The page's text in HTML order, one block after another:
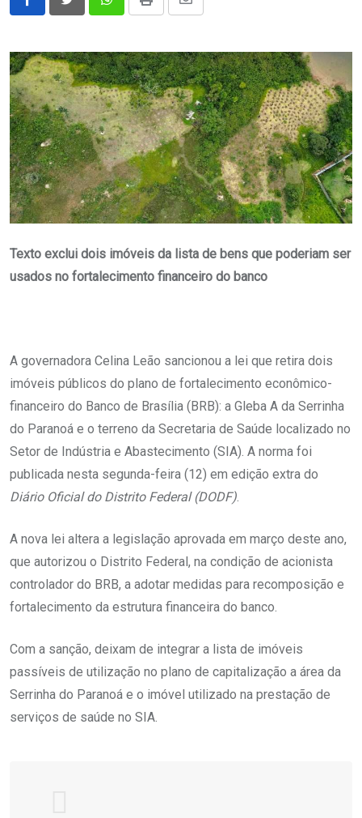
WhatsappPrint
Share
Email
Texto exclui dois imóveis da lista de bens que poderiam ser
usados no fortalecimento financeiro do banco
A governadora Celina Leão sancionou a lei que retira dois
imóveis públicos do plano de fortalecimento econômico-
financeiro do Banco de Brasília (BRB): a Gleba A da Serrinha
do Paranoá e o terreno da Secretaria de Saúde localizado no
Setor de Indústria e Abastecimento (SIA). A norma foi
publicada nesta segunda-feira (12) em edição extra do
Diário Oficial do Distrito Federal (DODF).
A nova lei altera a legislação aprovada em março deste ano,
que autorizou o Distrito Federal, na condição de acionista
controlador do BRB, a adotar medidas para recomposição e
fortalecimento da estrutura financeira do banco.
Com a sanção, deixam de integrar a lista de imóveis
passíveis de utilização no plano de capitalização a área da
Serrinha do Paranoá e o imóvel utilizado na prestação de
serviços de saúde no SIA.